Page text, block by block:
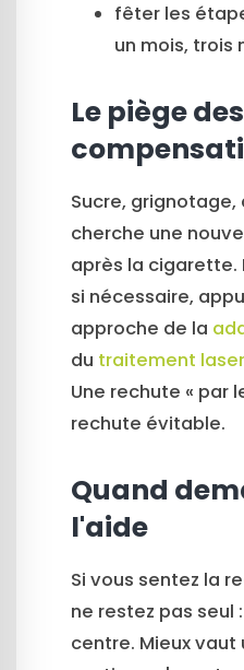
fêter les
un mois, trois
Le piège des
Sucre,
cherche une
après la cigarette.
si nécessaire,
approche de la
du traitement
Une rechute « par
rechute évitable.
Quand
l'aide
Si vous sentez la
ne restez pas seul
centre. Mieux vaut